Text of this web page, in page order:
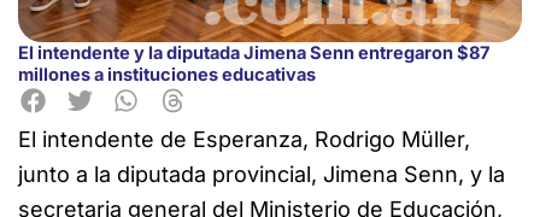
El intendente y la diputada Jimena Senn entregaron $87
millones a instituciones educativas
El intendente de Esperanza, Rodrigo Müller,
junto a la diputada provincial, Jimena Senn, y la
secretaria general del Ministerio de Educación,